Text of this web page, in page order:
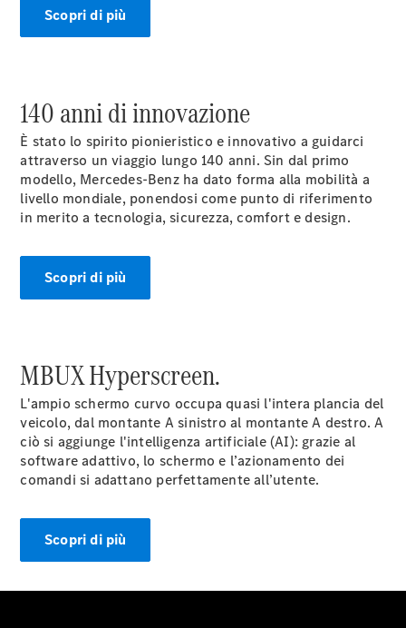
Benz Store
Coupé
Tutte le
Coupé
CLE Coupé
Mercedes-
Coupé
Mercedes-
Test Drive
Configuratore
Mercedes-
Benz Store
Cabrio / Roadster
Scopri di più
140 anni di innovazione
È stato lo spirito pionieristico e innovativo a guidarci
attraverso un viaggio lungo 140 anni. Sin dal primo
modello, Mercedes-Benz ha dato forma alla mobilità a
livello mondiale, ponendosi come punto di riferimento
in merito a tecnologia, sicurezza, comfort e design.
Scopri di più
MBUX Hyperscreen.
L'ampio schermo curvo occupa quasi l'intera plancia del
veicolo, dal montante A sinistro al montante A destro. A
ciò si aggiunge l'intelligenza artificiale (AI): grazie al
software adattivo, lo schermo e l’azionamento dei
comandi si adattano perfettamente all’utente.
Scopri di più